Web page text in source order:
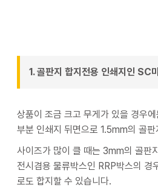
1. 골판지 합지전용 인쇄지인 SC
상품이 조금 크고 무게가 있을 경우
부분 인쇄지 뒤면으로 1.5mm의 골
사이즈가 많이 클 때는 3mm의 골판
전시겸용 물류박스인 RRP박스의
로도 합지할 수 있습니다.